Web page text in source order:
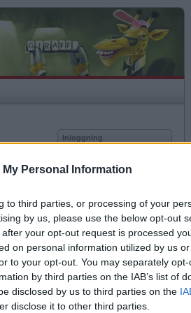
My Personal Information
to third parties, or processing of your
by us, please use the below opt-out
your opt-out request is processed
on personal information utilized by us
to your opt-out. You may separately
by third parties on the IAB’s list of
disclosed by us to third parties on the
disclose it to other third parties.
2343
1558
99
571
369
Inloggning
Kom ihåg mig
Glömt ditt lösenord?
Få ny aktiveringslänk
Betapet är gratis!